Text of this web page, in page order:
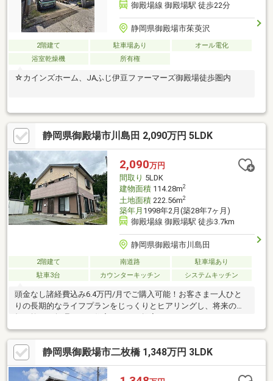
御殿場線 御殿場駅 徒歩22分
静岡県御殿場市茱萸沢
2階建て 駐車場あり
オール電化
浴室乾燥機
所有権
☆カインズホーム、JAふじ伊豆ファーマーズ御殿場徒歩圏内
静岡県御殿場市川島田 2,090万円 5LDK
2,090万円
間取り 5LDK
建物面積114.28m2
土地面積222.56m2
築年月 1998年2月(築28年7ヶ月)
御殿場線 御殿場駅 徒歩3.7km
静岡県御殿場市川島田
2階建て 南道路
駐車場あり
駐車3台
カウンターキッチン システムキッチン
頭金なし諸経費込み6.4万円/月でご購入可能！お客さま一人ひと
りの長期的なライフプランをじっくりとヒアリングし、将来の負
静岡県御殿場市二枚橋 1,348万円 3LDK